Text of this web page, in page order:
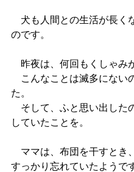
犬も人間との生活が長く
のです。
昨夜は、何回もくしゃみ
こんなことは滅多にない
た。
そして、ふと思い出した
していたことを。
ママは、布団を干すとき
すっかり忘れていたようで